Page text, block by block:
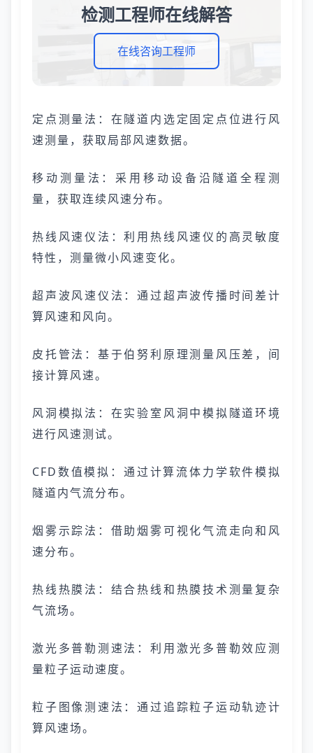
检测工程师在线解答
在线咨询工程师
定点测量法：在隧道内选定固定点位进行风
速测量，获取局部风速数据。
移动测量法：采用移动设备沿隧道全程测
量，获取连续风速分布。
热线风速仪法：利用热线风速仪的高灵敏度
特性，测量微小风速变化。
超声波风速仪法：通过超声波传播时间差计
算风速和风向。
皮托管法：基于伯努利原理测量风压差，间
接计算风速。
风洞模拟法：在实验室风洞中模拟隧道环境
进行风速测试。
CFD数值模拟：通过计算流体力学软件模拟
隧道内气流分布。
烟雾示踪法：借助烟雾可视化气流走向和风
速分布。
热线热膜法：结合热线和热膜技术测量复杂
气流场。
激光多普勒测速法：利用激光多普勒效应测
量粒子运动速度。
粒子图像测速法：通过追踪粒子运动轨迹计
算风速场。